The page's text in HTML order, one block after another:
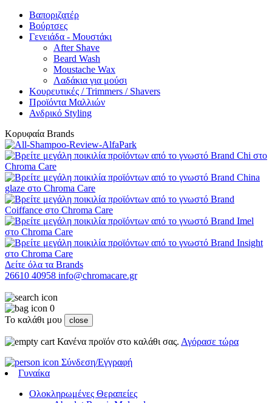
Βαποριζατέρ
Βούρτσες
Γενειάδα - Μουστάκι
After Shave
Beard Wash
Moustache Wax
Λαδάκια για μούσι
Κουρευτικές / Trimmers / Shavers
Προϊόντα Μαλλιών
Ανδρικό Styling
Κορυφαία Brands
Δείτε όλα τα Brands
26610 40958 info@chromacare.gr
0
Το καλάθι μου
close
Κανένα προϊόν στο καλάθι σας. Αγόρασε τώρα
Σύνδεση/Εγγραφή
Γυναίκα
Ολοκληρωμένες Θεραπείες